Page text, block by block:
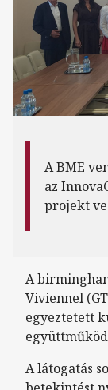
A BME
az
projekt
A
Viviennel
egyeztetett
A látogatás